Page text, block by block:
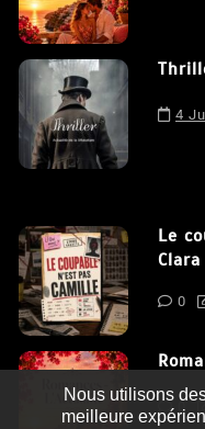
4
Le
0
0
Nous utilisons
meilleure